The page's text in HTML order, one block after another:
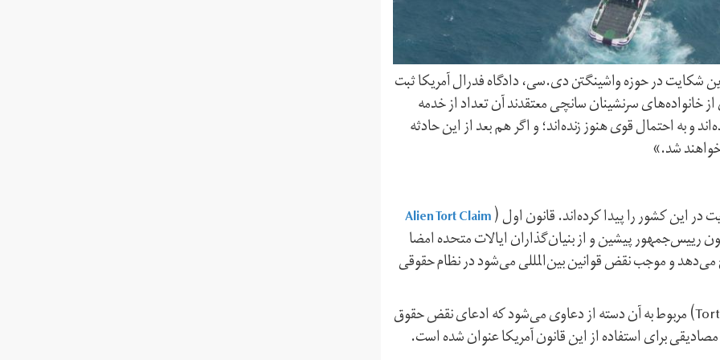
شکایت در حوزه واشینگتن دی.‌سی، دادگاه فدرال آمریکا ثبت
خانواده‌های سرنشینان سانچی معتقدند آن تعداد از خدمه
و به احتمال قوی هنوز زنده‌اند؛ و اگر هم بعد از این حادثه
شد.»
در این کشور را پیدا کرده‌اند. قانون اول (Alien Tort Claim
پیشین و از بنیان‌گذاران ایالات متحده امضا
و موجب نقض قوانین بین‌المللی می‌شود در نظام حقوقی
قانون دوم مورد استناد شاکیان ( Torture Victim Protection Act) مربوط به آن دسته از دعاوی می‌شود که ادعای نقض حقوق
برای استفاده از این قانون آمریکا عنوان شده است.